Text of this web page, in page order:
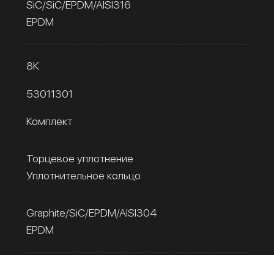
SiC/SiC/EPDM/AISI316
EPDM
8К
53011301
Комплект
Торцевое уплотнение
Уплотнительное кольцо
Graphite/SiC/EPDM/AISI304
EPDM